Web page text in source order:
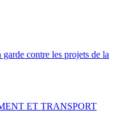
contre les projets de la
ET TRANSPORT